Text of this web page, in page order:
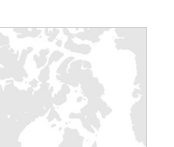
DÉCOUVRIR
de bancs de charge